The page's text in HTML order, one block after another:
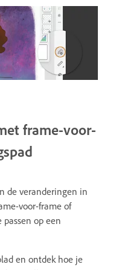
frame-voor-
de veranderingen in
voor-frame of
op een
en ontdek hoe je